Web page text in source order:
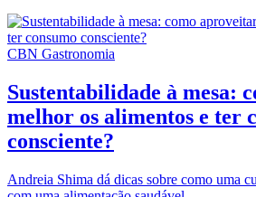
CBN Gastronomia
Sustentabilidade à mesa:
melhor os alimentos e ter
consciente?
Andreia Shima dá dicas sobre como uma